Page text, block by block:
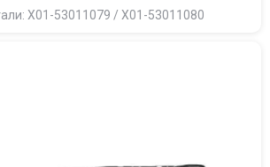
X01-53011079 / X01-53011080